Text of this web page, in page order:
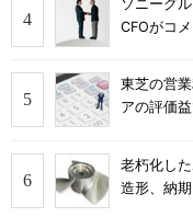
ソニーグ
CFOがコメ
東芝の営
アの評価
老朽化し
造形、納